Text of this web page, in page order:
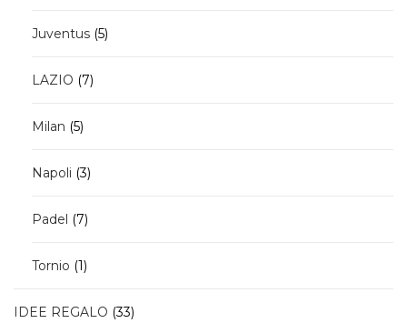
Juventus 55
LAZIO 77
Milan 55
Napoli 33
Padel 77
Tornio 11
IDEE REGALO 3333